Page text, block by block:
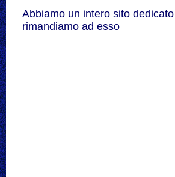
Abbiamo un intero sito
rimandiamo ad esso